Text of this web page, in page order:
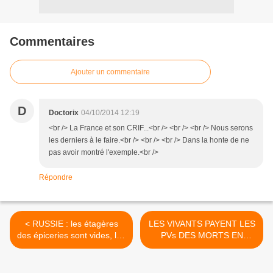
Commentaires
Ajouter un commentaire
D Doctorix 04/10/2014 12:19
<br /> La France et son CRIF...<br /> <br /> <br /> Nous serons
les derniers à le faire.<br /> <br /> <br /> Dans la honte de ne
pas avoir montré l'exemple.<br />
Répondre
< RUSSIE : les étagères
des épiceries sont vides, les
Russes n’ont rien à
LES VIVANTS PAYENT LES
PVs DES MORTS EN
BELGIQUE >